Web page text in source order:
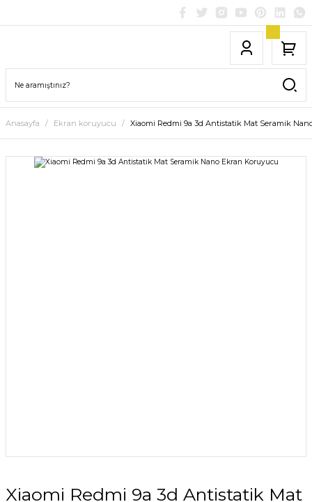
Anasayfa Ekran koruyucu Xiaomi Redmi 9a 3d Antistatik Mat Seramik
Xiaomi Redmi 9a 3d Antistatik Mat